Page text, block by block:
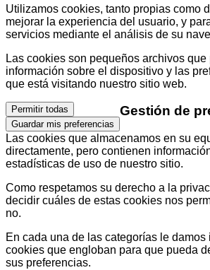
Utilizamos cookies, tanto propias como
mejorar la experiencia del usuario, y
servicios mediante el análisis de su
Las cookies son pequeños archivos
información sobre el dispositivo y las
que está visitando nuestro sitio web.
Permitir todas
Guardar mis preferencias
Gestión de
Las cookies que almacenamos en su
directamente, pero contienen
estadísticas de uso de nuestro sitio.
Como respetamos su derecho a la
decidir cuáles de estas cookies nos
no.
En cada una de las categorías le
cookies que engloban para que pueda
sus preferencias.